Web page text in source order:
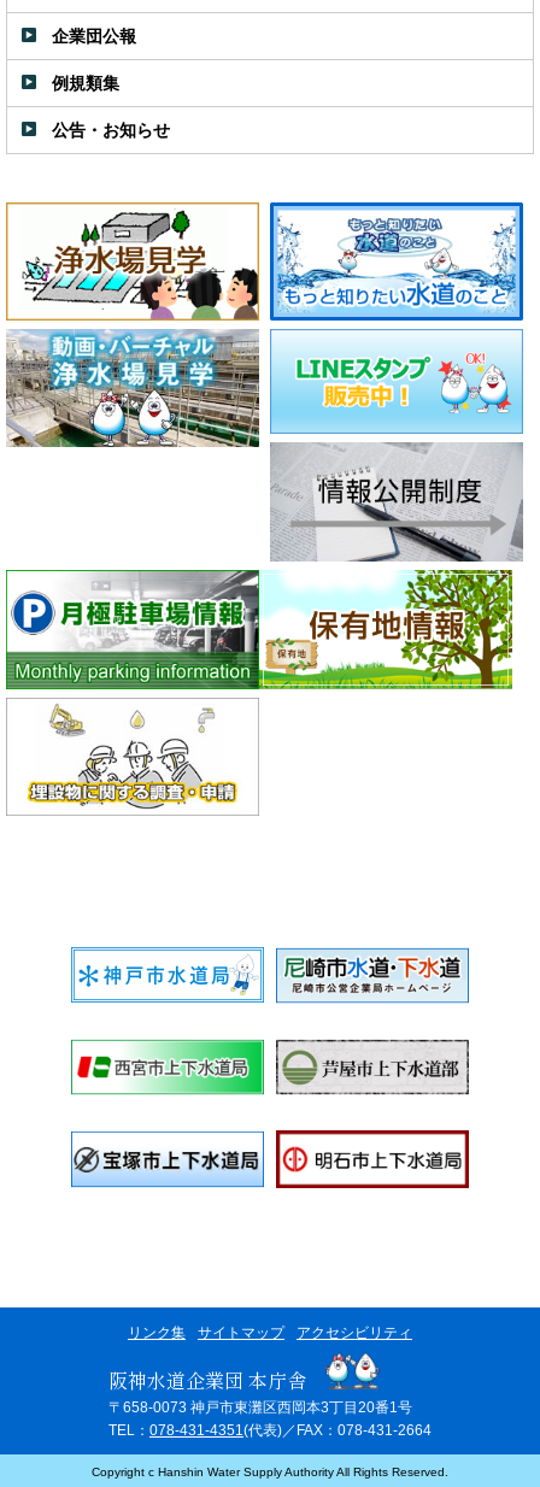
企業団公報
例規類集
公告・お知らせ
阪神水道企業団 本庁舎
〒658-0073 神戸市東灘区西岡本3丁目20番1号
TEL： 078-431-4351 (代表)／FAX：078-431-2664
リンク集 サイトマップ アクセシビリティ
Copyright c Hanshin Water Supply Authority All Rights Reserved.